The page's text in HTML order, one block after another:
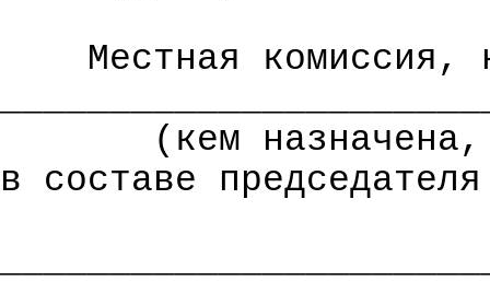
Местная комиссия,
(кем
в составе